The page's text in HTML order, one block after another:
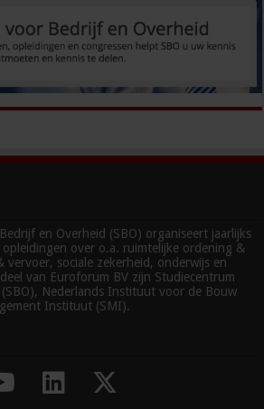
en Overheid (SBO) organiseert jaarlijks
opleidingen over o.a. ruimtelijke ordening &
vervoer, sociale zekerheid, onderwijs en
van Euroforum BV zijn Studiecentrum
Nederlands Instituut voor de Bouw
Instituut (SMI).